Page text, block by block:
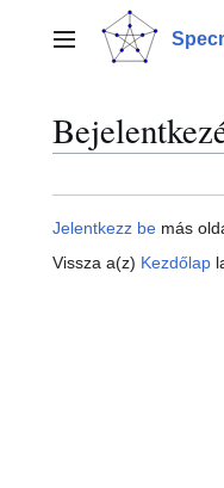
tartalomhozFőmenü
Jelentkezz be más
Vissza a(z) Kezdőlap